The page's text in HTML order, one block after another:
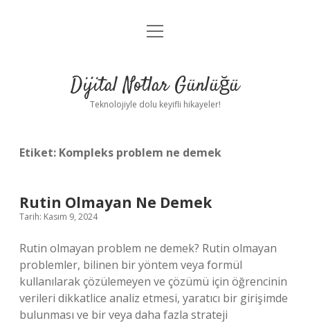
Anasayfa
Yasal Uyarı
menüyü
Dijital Notlar Günlüğü
Teknolojiyle dolu keyifli hikayeler!
Etiket: Kompleks problem ne demek
Rutin Olmayan Ne Demek
Tarih: Kasım 9, 2024
Rutin olmayan problem ne demek? Rutin olmayan
problemler, bilinen bir yöntem veya formül
kullanılarak çözülemeyen ve çözümü için öğrencinin
verileri dikkatlice analiz etmesi, yaratıcı bir girişimde
bulunması ve bir veya daha fazla strateji